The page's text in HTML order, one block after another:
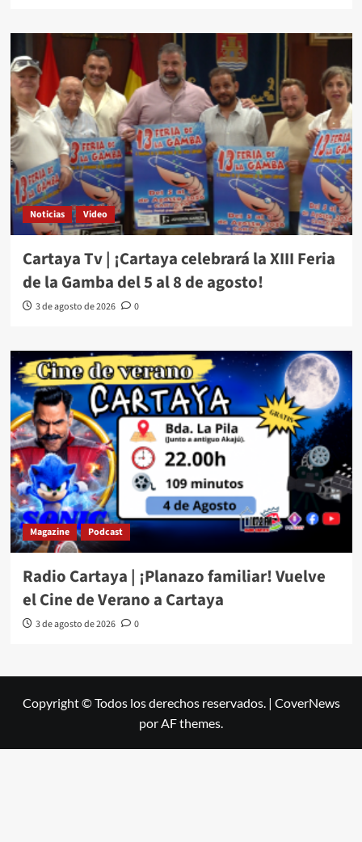
Noticias Video
Cartaya Tv | ¡Cartaya celebrará la XIII Feria
de la Gamba del 5 al 8 de agosto!
3 de agosto de 2026 0
Magazine Podcast
Radio Cartaya | ¡Planazo familiar! Vuelve
el Cine de Verano a Cartaya
3 de agosto de 2026 0
Copyright © Todos los derechos reservados. | CoverNews
por AF themes.